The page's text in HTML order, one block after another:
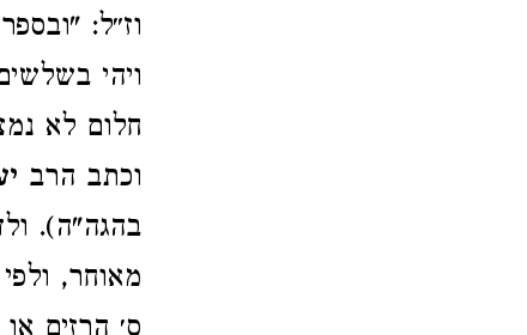
וז״ל:
ויהי
חלום לא
וכתב הרב
בהגה"ה).
מאוחר,